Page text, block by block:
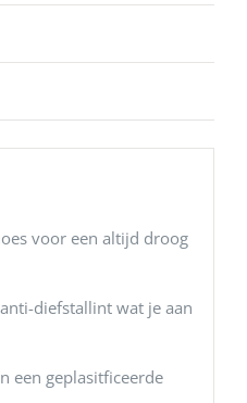
voor een altijd droog
diefstallint wat je aan
een geplasitficeerde